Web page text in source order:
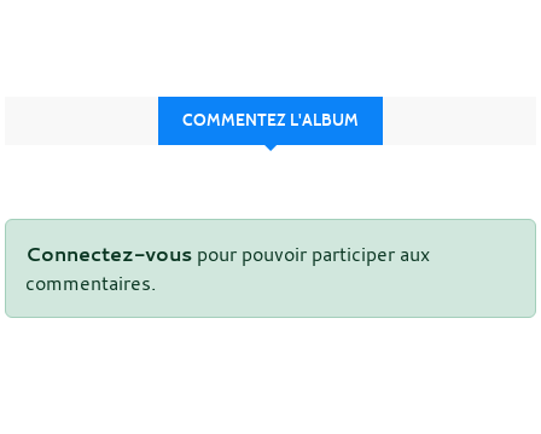
COMMENTEZ L'ALBUM
Connectez-vous pour pouvoir participer aux
commentaires.